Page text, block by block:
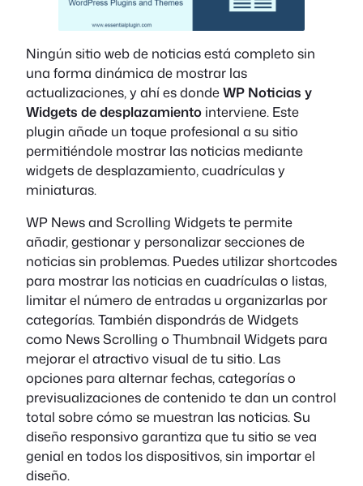
Ningún sitio web de noticias está completo sin
una forma dinámica de mostrar las
actualizaciones, y ahí es dondeWP Noticias y
Widgets de desplazamiento interviene. Este
plugin añade un toque profesional a su sitio
permitiéndole mostrar las noticias mediante
widgets de desplazamiento, cuadrículas y
miniaturas.
WP News and Scrolling Widgets te permite
añadir, gestionar y personalizar secciones de
noticias sin problemas. Puedes utilizar shortcodes
para mostrar las noticias en cuadrículas o listas,
limitar el número de entradas u organizarlas por
categorías. También dispondrás de Widgets
como News Scrolling o Thumbnail Widgets para
mejorar el atractivo visual de tu sitio. Las
opciones para alternar fechas, categorías o
previsualizaciones de contenido te dan un control
total sobre cómo se muestran las noticias. Su
diseño responsivo garantiza que tu sitio se vea
genial en todos los dispositivos, sin importar el
diseño.